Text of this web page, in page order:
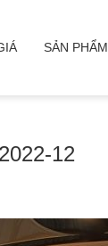
SẢN PHẨM
12